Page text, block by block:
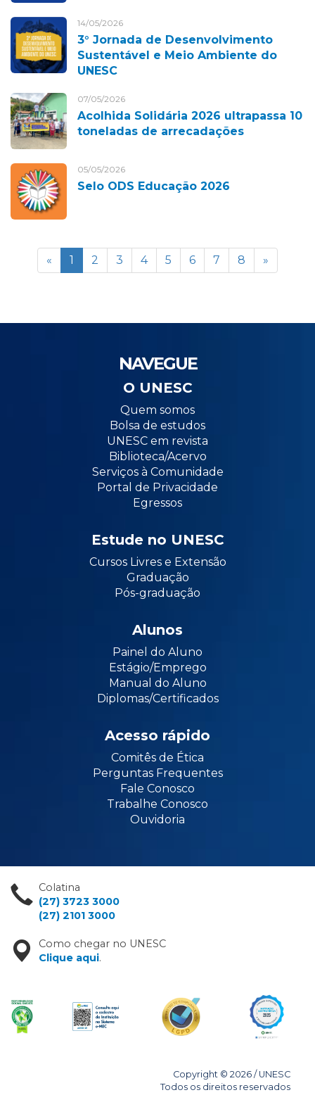
14/05/2026
3° Jornada de Desenvolvimento
Sustentável e Meio Ambiente do
UNESC
07/05/2026
Acolhida Solidária 2026 ultrapassa 10
toneladas de arrecadações
05/05/2026
Selo ODS Educação 2026
« 1 2 3 4 5 6 7 8 »
NAVEGUE
O UNESC
Quem somos
Bolsa de estudos
UNESC em revista
Biblioteca/Acervo
Serviços à Comunidade
Portal de Privacidade
Egressos
Estude no UNESC
Cursos Livres e Extensão
Graduação
Pós-graduação
Alunos
Painel do Aluno
Estágio/Emprego
Manual do Aluno
Diplomas/Certificados
Acesso rápido
Comitês de Ética
Perguntas Frequentes
Fale Conosco
Trabalhe Conosco
Ouvidoria
Colatina
(27) 3723 3000
(27) 2101 3000
Como chegar no UNESC
Clique aqui.
Copyright © 2026 / UNESC
Todos os direitos reservados